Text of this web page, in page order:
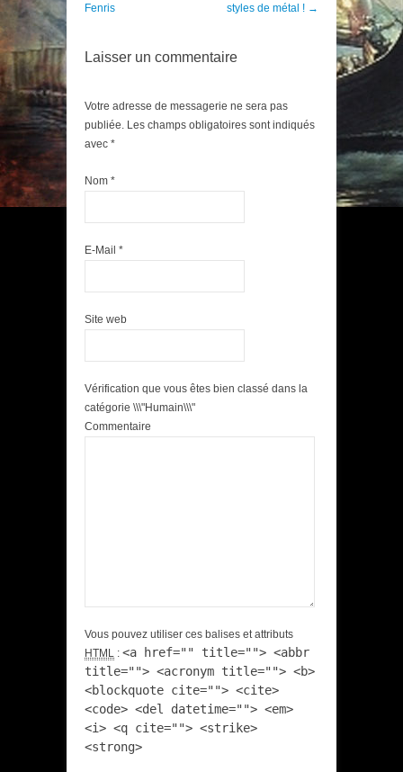
Fenris
styles de métal ! →
Laisser un commentaire
Votre adresse de messagerie ne sera pas
publiée. Les champs obligatoires sont indiqués
avec *
Nom *
E-Mail *
Site web
Vérification que vous êtes bien classé dans la
catégorie \\\"Humain\\\"
Commentaire
Vous pouvez utiliser ces balises et attributs
HTML : <a href="" title=""> <abbr
title=""> <acronym title=""> <b>
<blockquote cite=""> <cite>
<code> <del datetime=""> <em>
<i> <q cite=""> <strike>
<strong>